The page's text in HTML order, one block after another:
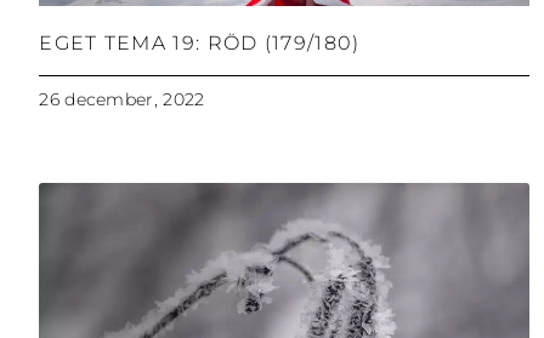
EGET TEMA 19: RÖD (179/180)
26 december, 2022